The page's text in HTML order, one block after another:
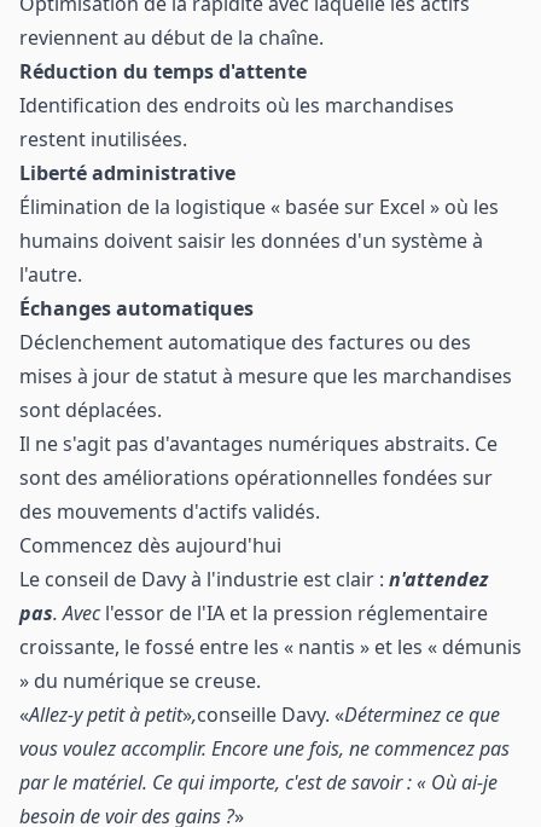
reviennent au début de la chaîne.
Réduction du temps d'attente
Identification des endroits où les marchandises
restent inutilisées.
Liberté administrative
Élimination de la logistique « basée sur Excel » où les
humains doivent saisir les données d'un système à
l'autre.
Échanges automatiques
Déclenchement automatique des factures ou des
mises à jour de statut à mesure que les marchandises
sont déplacées.
Il ne s'agit pas d'avantages numériques abstraits. Ce
sont des améliorations opérationnelles fondées sur
des mouvements d'actifs validés.
Commencez dès aujourd'hui
Le conseil de Davy à l'industrie est clair : n'attendez
pas. Avecl'essor de l'IA et la pression réglementaire
croissante, le fossé entre les « nantis » et les « démunis
» du numérique se creuse.
«Allez-y petit à petit»,conseille Davy. «Déterminez ce que
vous voulez accomplir. Encore une fois, ne commencez pas
par le matériel. Ce qui importe, c'est de savoir : « Où ai-je
besoin de voir des gains ?»